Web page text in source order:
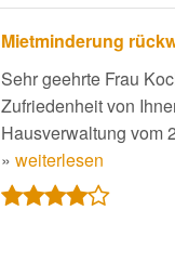
Mietminderung
Sehr geehrte Frau
Zufriedenheit von
Hausverwaltung vom
» weiterlesen